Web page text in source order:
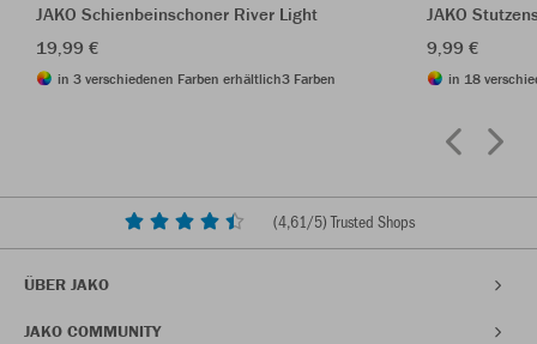
JAKO Schienbeinschoner River Light
19,99 €
in 3 verschiedenen Farben erhältlich3 Farben
JAKO
9,99 €
in 18
(4,61/5) Trusted Shops
ÜBER JAKO
JAKO COMMUNITY